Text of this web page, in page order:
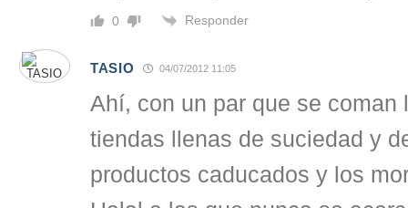
0 Responder
TASIO 04/07/2012 11:05
Ahí, con un par que se coman
tiendas llenas de suciedad y
productos caducados y los